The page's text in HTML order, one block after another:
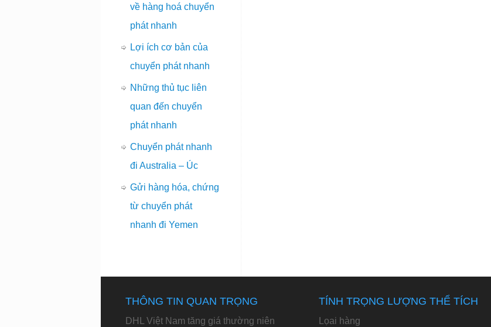
về hàng hoá chuyển
phát nhanh
Lợi ích cơ bản của
chuyển phát nhanh
Những thủ tục liên
quan đến chuyển
phát nhanh
Chuyển phát nhanh
đi Australia – Úc
Gửi hàng hóa, chứng
từ chuyển phát
nhanh đi Yemen
THÔNG TIN QUAN TRỌNG
DHL Việt Nam tăng giá thường niên
TÍNH TRỌNG LƯỢNG THỂ TÍCH
Lọai hàng